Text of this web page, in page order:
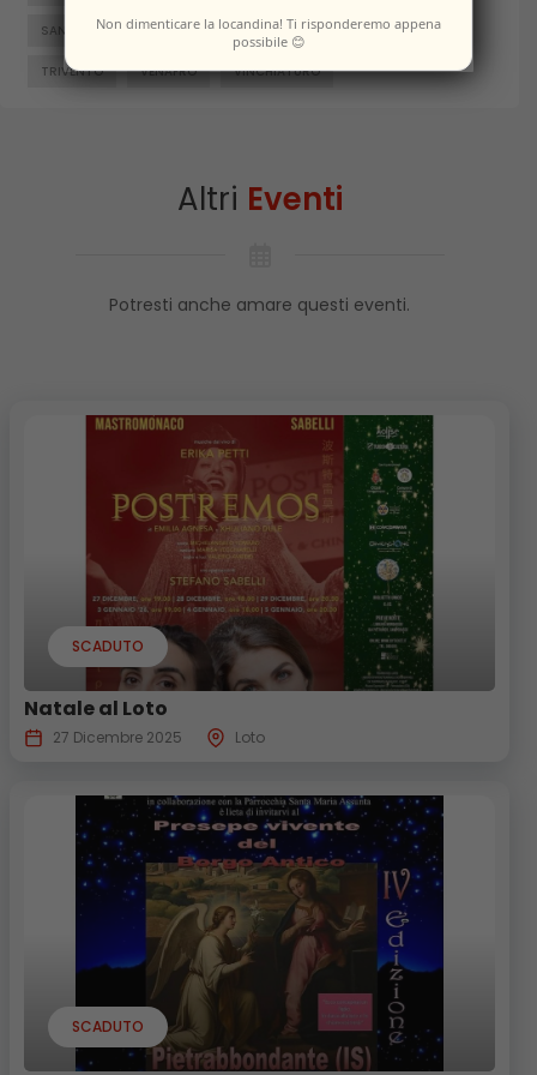
SANTA CROCE DI MAGLIANO SEPINO TERMOLI
TRIVENTO VENAFRO VINCHIATURO
Altri Eventi
Potresti anche amare questi eventi.
SCADUTO
Natale al Loto
27 Dicembre 2025 Loto
SCADUTO
Non dimenticare la locandina! Ti risponderemo appena
possibile 😊